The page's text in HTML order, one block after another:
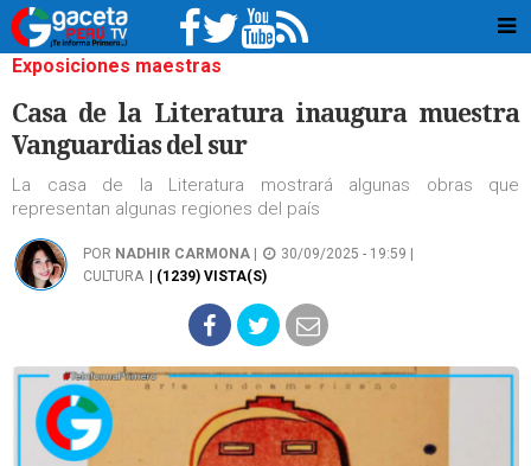
Exposiciones maestras
Casa de la Literatura inaugura muestra
Vanguardias del sur
La casa de la Literatura mostrará algunas obras que
representan algunas regiones del país
POR NADHIR CARMONA
30/09/2025 - 19:59 |
CULTURA
| (1239) VISTA(S)